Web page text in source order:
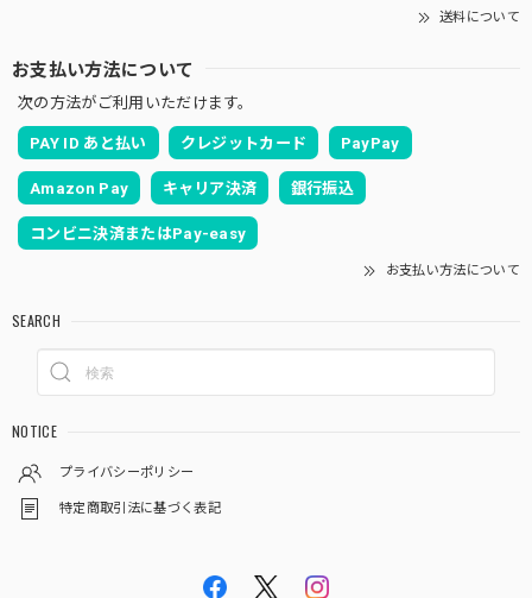
送料について
お支払い方法について
次の方法がご利用いただけます。
PAY ID あと払い クレジットカード PayPay
Amazon Pay キャリア決済 銀行振込
コンビニ決済またはPay-easy
お支払い方法について
SEARCH
NOTICE
プライバシーポリシー
特定商取引法に基づく表記